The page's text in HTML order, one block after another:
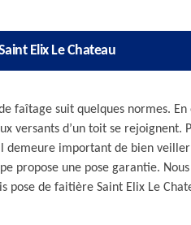
Elix Le Chateau
faîtage suit quelques normes.
versants d’un toit se
demeure important de bien
propose une pose garantie.
pose de faitière Saint Elix Le